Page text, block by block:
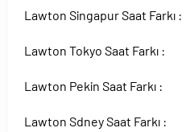
Lawton Singapur Saat Farkı :
Lawton Tokyo Saat Farkı :
Lawton Pekin Saat Farkı :
Lawton Sdney Saat Farkı :